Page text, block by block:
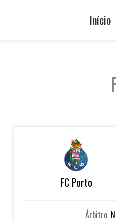
Início
FC Porto
Árbitro